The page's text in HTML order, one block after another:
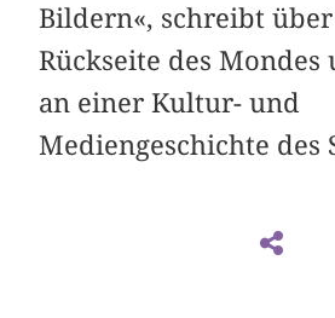
Bildern«, schreibt
Rückseite des
an einer Kultur- und
Mediengeschichte des